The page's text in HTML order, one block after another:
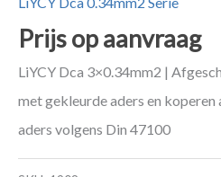
Prijs op aanvraag
LiYCY Dca 3×0.34mm2 |
met gekleurde aders en
aders volgens Din 47100